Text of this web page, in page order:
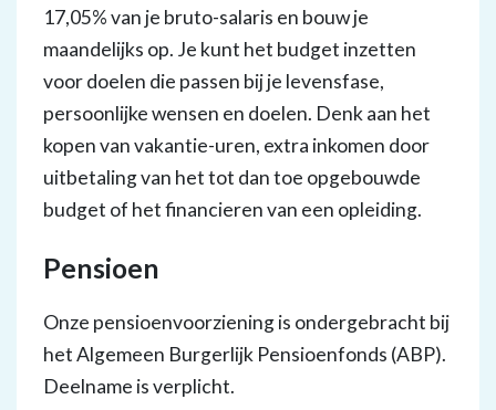
17,05% van je bruto-salaris en bouw je
maandelijks op. Je kunt het budget inzetten
voor doelen die passen bij je levensfase,
persoonlijke wensen en doelen. Denk aan het
kopen van vakantie-uren, extra inkomen door
uitbetaling van het tot dan toe opgebouwde
budget of het financieren van een opleiding.
Pensioen
Onze pensioenvoorziening is ondergebracht bij
het Algemeen Burgerlijk Pensioenfonds (ABP).
Deelname is verplicht.